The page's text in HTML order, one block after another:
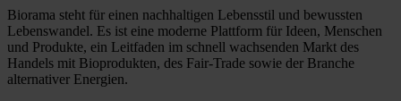
Biorama steht für einen nachhaltigen Lebensstil und bewussten
Lebenswandel. Es ist eine moderne Plattform für Ideen, Menschen
und Produkte, ein Leitfaden im schnell wachsenden Markt des
Handels mit Bioprodukten, des Fair-Trade sowie der Branche
alternativer Energien.